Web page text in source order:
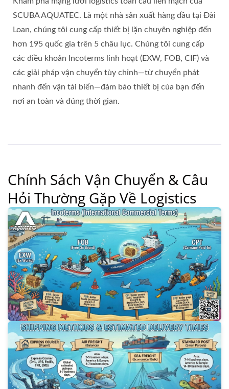
SCUBA AQUATEC. Là một nhà sản xuất hàng đầu tại Đài
Loan, chúng tôi cung cấp thiết bị lặn chuyên nghiệp đến
hơn 195 quốc gia trên 5 châu lục. Chúng tôi cung cấp
các điều khoản Incoterms linh hoạt (EXW, FOB, CIF) và
các giải pháp vận chuyển tùy chỉnh—từ chuyển phát
nhanh đến vận tải biển—đảm bảo thiết bị của bạn đến
nơi an toàn và đúng thời gian.
Chính Sách Vận Chuyển & Câu
Hỏi Thường Gặp Về Logistics